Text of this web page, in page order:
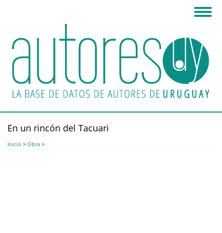
principal
En un rincón del Tacuari
Inicio > Obra >